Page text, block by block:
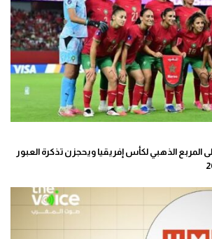
المربع الذهبي لكأس إفريقيا ويحجزن تذكرة العبور